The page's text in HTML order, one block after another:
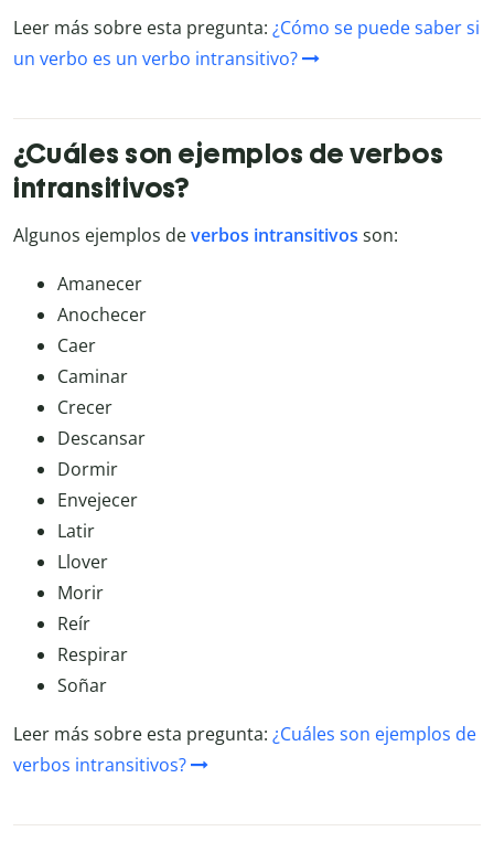
Leer más sobre esta pregunta: ¿Cómo se puede saber si
un verbo es un verbo intransitivo?
¿Cuáles son ejemplos de verbos
intransitivos?
Algunos ejemplos deverbos intransitivos son:
Amanecer
Anochecer
Caer
Caminar
Crecer
Descansar
Dormir
Envejecer
Latir
Llover
Morir
Reír
Respirar
Soñar
Leer más sobre esta pregunta: ¿Cuáles son ejemplos de
verbos intransitivos?